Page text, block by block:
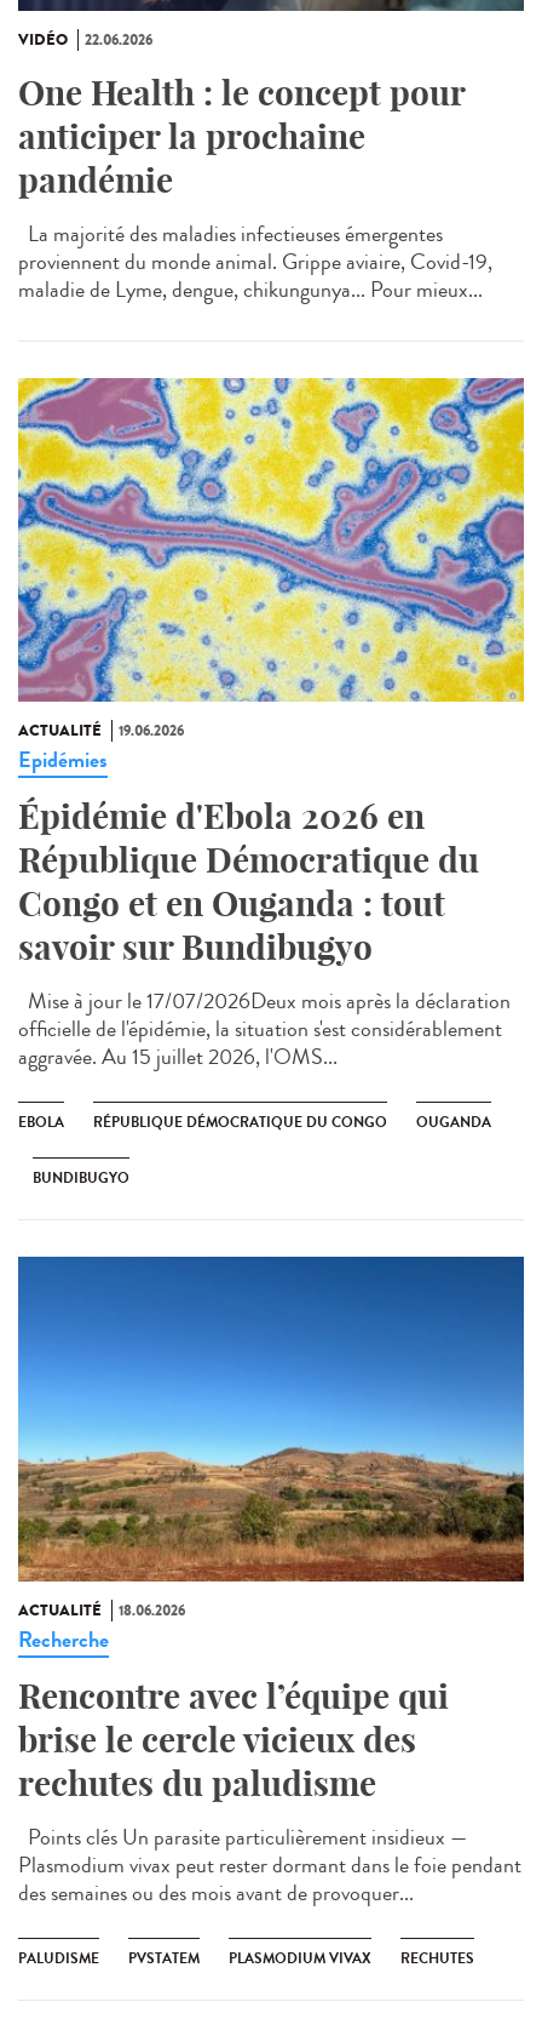
VIDÉO 22.06.2026
One Health : le concept pour
anticiper la prochaine
pandémie
La majorité des maladies infectieuses émergentes
proviennent du monde animal. Grippe aviaire, Covid-19,
maladie de Lyme, dengue, chikungunya... Pour mieux...
ACTUALITÉ 19.06.2026
Epidémies
Épidémie d'Ebola 2026 en
République Démocratique du
Congo et en Ouganda : tout
savoir sur Bundibugyo
Mise à jour le 17/07/2026Deux mois après la déclaration
officielle de l'épidémie, la situation s'est considérablement
aggravée. Au 15 juillet 2026, l'OMS...
EBOLA RÉPUBLIQUE DÉMOCRATIQUE DU CONGO OUGANDA
BUNDIBUGYO
ACTUALITÉ 18.06.2026
Recherche
Rencontre avec l’équipe qui
brise le cercle vicieux des
rechutes du paludisme
Points clés Un parasite particulièrement insidieux —
Plasmodium vivax peut rester dormant dans le foie pendant
des semaines ou des mois avant de provoquer...
PALUDISME PVSTATEM PLASMODIUM VIVAX RECHUTES